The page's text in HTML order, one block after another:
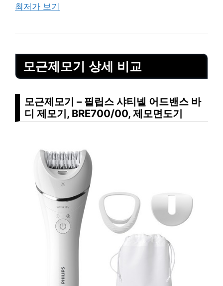
최저가 보기
모근제모기 상세 비교
모근제모기 – 필립스 샤티넬 어드밴스 바
디 제모기, BRE700/00, 제모면도기